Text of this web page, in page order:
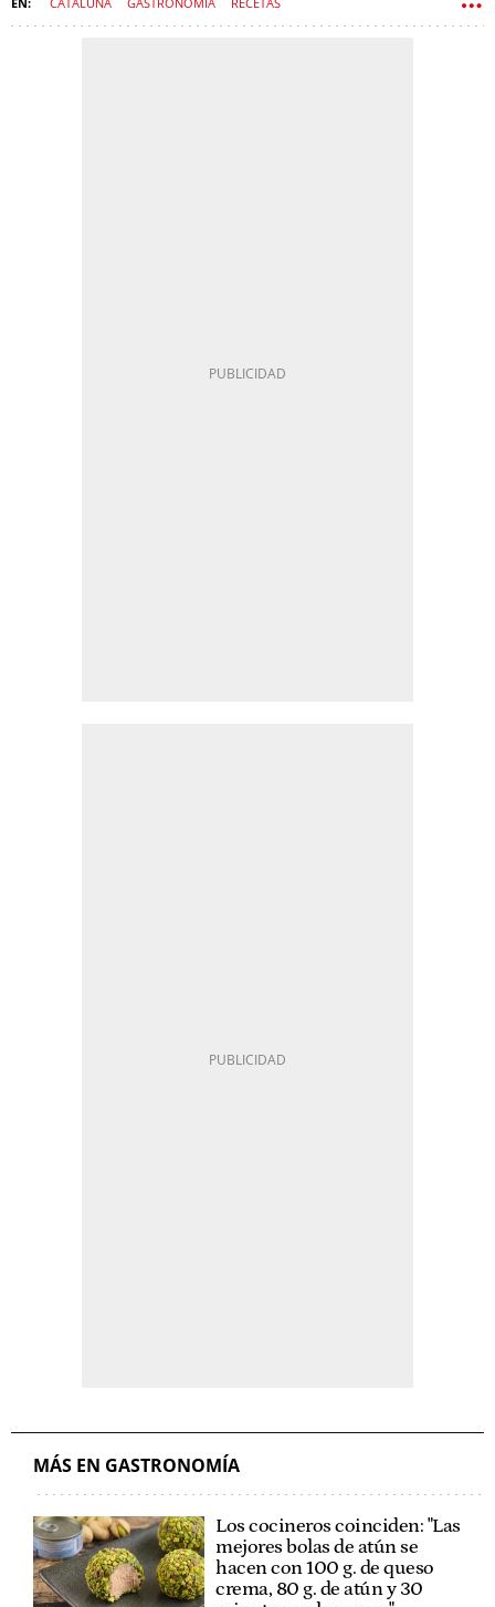
MÁS EN GASTRONOMÍA
Los cocineros coinciden: "Las
mejores bolas de atún se
hacen con 100 g. de queso
crema, 80 g. de atún y 30